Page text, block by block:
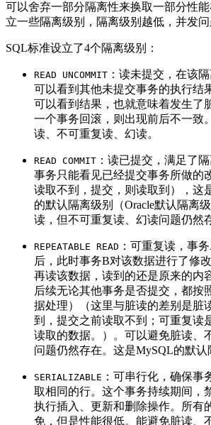
可以舍弃一部分隔离性来换取一部分性
立一些隔离级别，隔离级别越低，并发问
SQL标准设立了4个隔离级别：
READ UNCOMMIT ：读未提交，在该
可以看到其他未提交事务的执行结
可以看到结果，也就意味着发生了
一个事务回滚，则出现前后不一致
读、不可重复读、幻读。
READ COMMIT ：读已提交，满足了
事务只能看见已经提交事务所做的
读取不到，提交，则读取到），这
的默认隔离级别（Oracle默认隔离
读，但不可重复读、幻读问题仍然
REPEATABLE READ ：可重复读，事
后，此时事务B对该数据进行了修
再读该数据，读到的还是原来的内
后续无论其他事务是否提交，都按
据处理）（这里与脏读的差别是脏
到，提交之前读取不到；可重复读
读取的数据。）。可以避免脏读、
问题仍然存在。这是MySQL的默认
SERIALIZABLE ：可串行化，确保事
取相同的行。这个事务持续期间，
执行插入、更新和删除操作。所有
免，但是性能很低。能避免脏读、